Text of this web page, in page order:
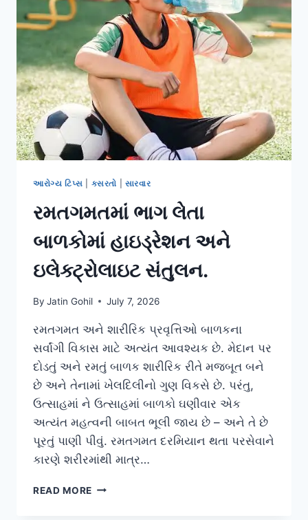
આરોગ્ય ટિપ્સ કસરતો સારવાર
રમતગમતમાં ભાગ લેતા
બાળકોમાં હાઇડ્રેશન અને
ઇલેક્ટ્રોલાઇટ સંતુલન.
By Jatin Gohil July 7, 2026
રમતગમત અને શારીરિક પ્રવૃત્તિઓ બાળકના
સર્વાંગી વિકાસ માટે અત્યંત આવશ્યક છે. મેદાન પર
દોડતું અને રમતું બાળક શારીરિક રીતે મજબૂત બને
છે અને તેનામાં ખેલદિલીનો ગુણ વિકસે છે. પરંતુ,
ઉત્સાહમાં ને ઉત્સાહમાં બાળકો ઘણીવાર એક
અત્યંત મહત્વની બાબત ભૂલી જાય છે – અને તે છે
પૂરતું પાણી પીવું. રમતગમત દરમિયાન થતા પરસેવાને
કારણે શરીરમાંથી માત્ર…
READ MORE રમતગમતમાં